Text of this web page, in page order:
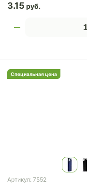
3.15
Специальная цена
Артикул: 7552